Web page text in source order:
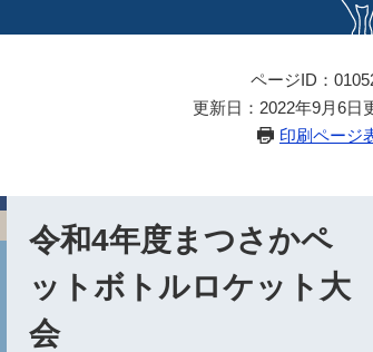
ページID：
更新日：2022年9月6日
印刷ページ
令和4年度まつさかペ
ットボトルロケット大
会